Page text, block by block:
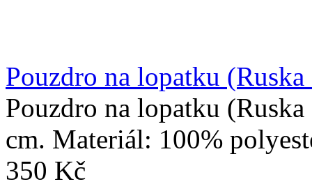
Pouzdro na lopatku
Pouzdro na lopatku
cm. Materiál: 100%
350 Kč